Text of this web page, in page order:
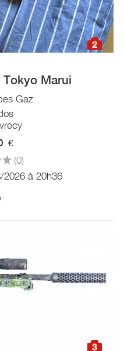
2
Marui
Gaz
€
(0)
2026 à 20h36
3